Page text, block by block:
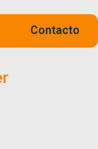
Contacto